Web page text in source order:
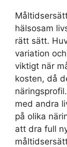
hälsosam
rätt sätt.
variation
viktigt när
kosten, då
med andra
på olika
att dra full